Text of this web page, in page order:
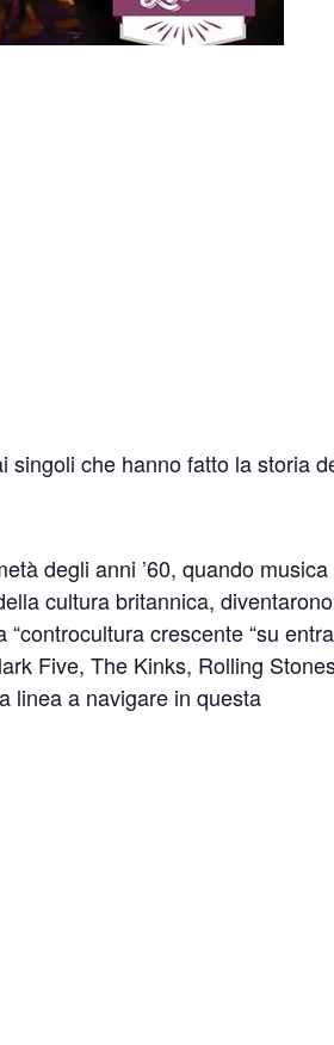
singoli che hanno fatto la storia
degli anni ’60, quando musica
cultura britannica, diventarono
crescente “su
Five, The Kinks, Rolling
linea a navigare in questa